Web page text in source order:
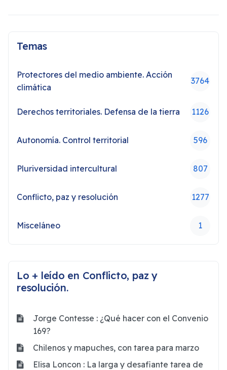
Temas
Protectores del medio ambiente. Acción
climática
3764
Derechos territoriales. Defensa de la tierra 1126
Autonomía. Control territorial 596
Pluriversidad intercultural 807
Conflicto, paz y resolución 1277
Misceláneo 1
Lo + leído en Conflicto, paz y
resolución.
Jorge Contesse : ¿Qué hacer con el Convenio
169?
Chilenos y mapuches, con tarea para marzo
Elisa Loncon : La larga y desafiante tarea de